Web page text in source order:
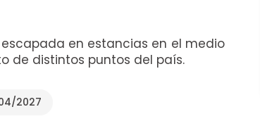
en estancias en el medio
de distintos puntos del país.
2027